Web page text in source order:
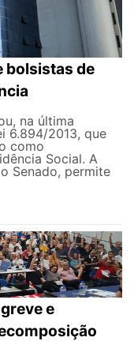
bolsistas de
na última
6.894/2013, que
como
Social. A
Senado, permite
e